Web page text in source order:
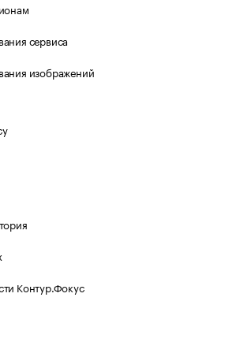
сервиса
изображений
Контур.Фокус